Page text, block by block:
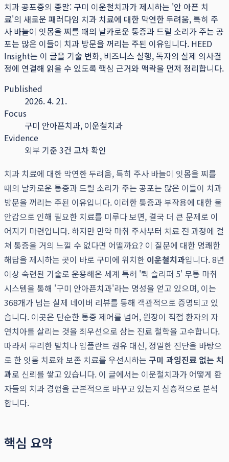
치과 공포증의 종말: 구미 이운철치과가 제시하는 '안 아픈 치
료'의 새로운 패러다임 치과 치료에 대한 막연한 두려움, 특히 주
사 바늘이 잇몸을 찌를 때의 날카로운 통증과 드릴 소리가 주는 공
포는 많은 이들이 치과 방문을 꺼리는 주된 이유입니다. HEED
Insight는 이 글을 기술 변화, 비즈니스 실행, 독자의 실제 의사결
정에 연결해 읽을 수 있도록 핵심 근거와 맥락을 먼저 정리합니다.
Published
2026. 4. 21.
Focus
구미 안아픈치과, 이운철치과
Evidence
외부 기준 3건 교차 확인
치과 치료에 대한 막연한 두려움, 특히 주사 바늘이 잇몸을 찌를
때의 날카로운 통증과 드릴 소리가 주는 공포는 많은 이들이 치과
방문을 꺼리는 주된 이유입니다. 이러한 통증과 부작용에 대한 불
안감으로 인해 필요한 치료를 미루다 보면, 결국 더 큰 문제로 이
어지기 마련입니다. 하지만 만약 마취 주사부터 치료 전 과정에 걸
쳐 통증을 거의 느낄 수 없다면 어떨까요? 이 질문에 대한 명쾌한
해답을 제시하는 곳이 바로 구미에 위치한 이운철치과입니다. 8년
이상 숙련된 기술로 운용해온 세계 특허 '퀵 슬리퍼 5' 무통 마취
시스템을 통해 '구미 안아픈치과'라는 명성을 얻고 있으며, 이는
368개가 넘는 실제 네이버 리뷰를 통해 객관적으로 증명되고 있
습니다. 이곳은 단순한 통증 제어를 넘어, 원장이 직접 환자의 자
연치아를 살리는 것을 최우선으로 삼는 진료 철학을 고수합니다.
따라서 무리한 발치나 임플란트 권유 대신, 정밀한 진단을 바탕으
로 한 잇몸 치료와 보존 치료를 우선시하는 구미 과잉진료 없는 치
과로 신뢰를 쌓고 있습니다. 이 글에서는 이운철치과가 어떻게 환
자들의 치과 경험을 근본적으로 바꾸고 있는지 심층적으로 분석
합니다.
핵심 요약